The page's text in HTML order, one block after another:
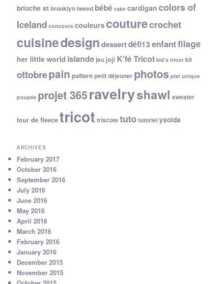
brioche st brooklyn tweed bébé cake cardigan colors of
Iceland concours couleurscouturecrochet
cuisinedesigndessertdéfi13enfantfilage
her little world islande jeu joji K'fé Tricot kid's tricot kit
ottobrepain pattern petit déjeuner photos plat unique
poupée projet 365ravelryshawl sweater
tour de fleecetricot triscote tutotutorielysolda
ARCHIVES
February 2017
October 2016
September 2016
July 2016
June 2016
May 2016
April 2016
March 2016
February 2016
January 2016
December 2015
November 2015